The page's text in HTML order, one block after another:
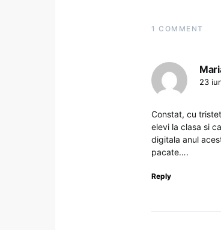
1 COMMENT
23
Constat, cu
elevi la clasa si
digitala anul
pacate….
Reply